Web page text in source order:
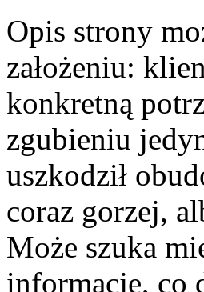
Opis strony
założeniu:
konkretną
zgubieniu
uszkodził
coraz gorzej,
Może szuka
informację, co